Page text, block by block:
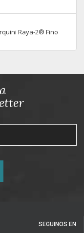
Raya-2® Fino
a
SEGUINOS EN